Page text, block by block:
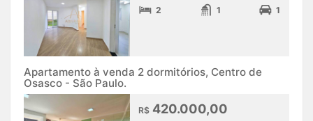
2 1 1
Apartamento à venda 2 dormitórios, Centro de
Osasco - São Paulo.
R$ 420.000,00